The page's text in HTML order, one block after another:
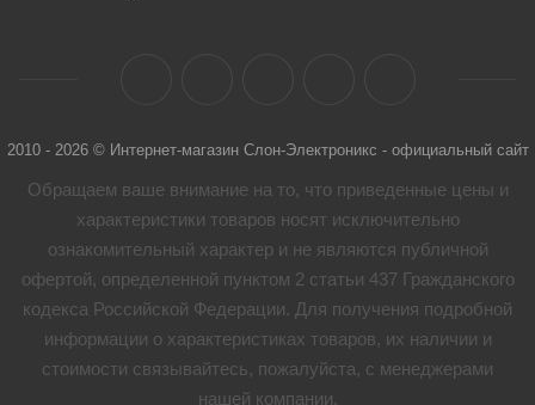
2010 - 2026 © Интернет-магазин Слон-Электроникс - официальный сайт
Обращаем ваше внимание на то, что приведенные цены и
характеристики товaров носят исключительно
ознакомительный характер и не являются публичной
офертой, определенной пунктом 2 статьи 437 Гражданского
кодекса Российской Федерации. Для получения подробной
информации о характеристиках товaров, их наличии и
стоимости связывайтесь, пожалуйста, с менеджерами
нашей компании.